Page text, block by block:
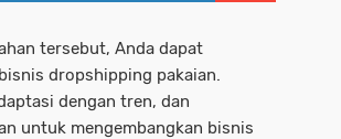
tersebut, Anda dapat
dropshipping pakaian.
dengan tren, dan
untuk mengembangkan bisnis